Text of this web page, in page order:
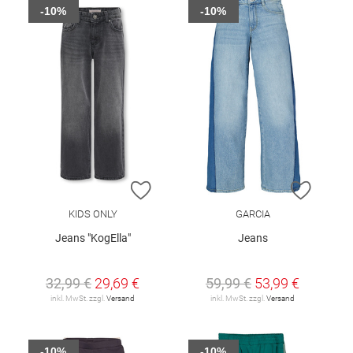
ZUR WUNSCHLISTE HINZUFÜGEN
KIDS ONLY
Jeans "KogElla"
32,99 € 29,69 €
inkl. MwSt. zzgl.Versand
-10%
ZUR
GARCIA
Jeans
59,99 € 53,99 €
inkl. MwSt. zzgl.Versand
-10%